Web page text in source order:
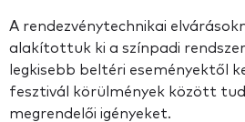
A rendezvénytechnikai
alakítottuk ki a színpadi
legkisebb beltéri eseményektől
fesztivál körülmények között
megrendelői igényeket.